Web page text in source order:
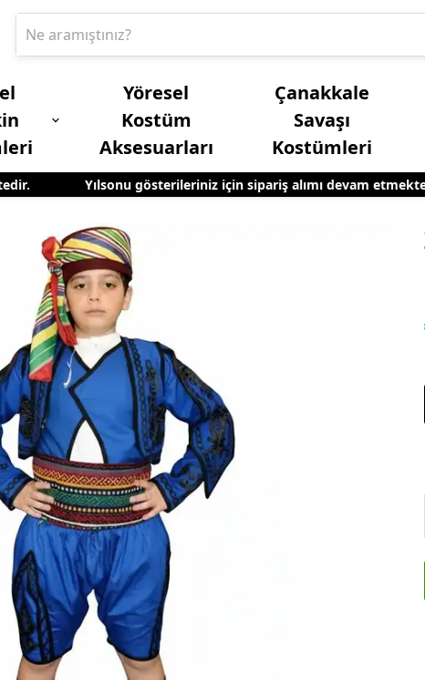
Kız Çocuk Yöresel
Yöresel
Kostüm
Aksesuarları
Çanakkale
Savaşı
Kostümleri
Yılsonu gösterileriniz için sipariş alımı devam etmektedir.